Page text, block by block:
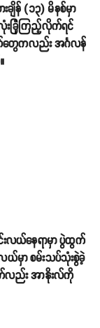
န် (၁၃) မိနစ်မှာ
ခြုံကြည့်လိုက်ရင်
တ်တွေကလည်း အင်္ဂလန်
လယ်နေရာမှာ ပွဲထွက်
မှာ စမ်းသပ်သုံးစွဲခဲ့
လည်း အာနိုးလ်ကို